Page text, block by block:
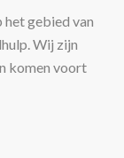
gebied van
Wij zijn
komen voort